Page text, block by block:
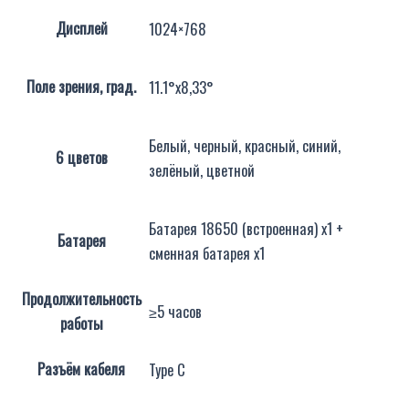
Дисплей 1024×768
Поле зрения, град. 11.1°x8,33°
6 цветов
Белый, черный, красный, синий,
зелёный, цветной
Батарея
Батарея 18650 (встроенная) x1 +
сменная батарея x1
Продолжительность
работы
≥5 часов
Разъём кабеля Type C